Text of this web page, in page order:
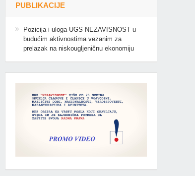
PUBLIKACIJE
Pozicija i uloga UGS NEZAVISNOST u
budućim aktivnostima vezanim za
prelazak na niskougljeničnu ekonomiju